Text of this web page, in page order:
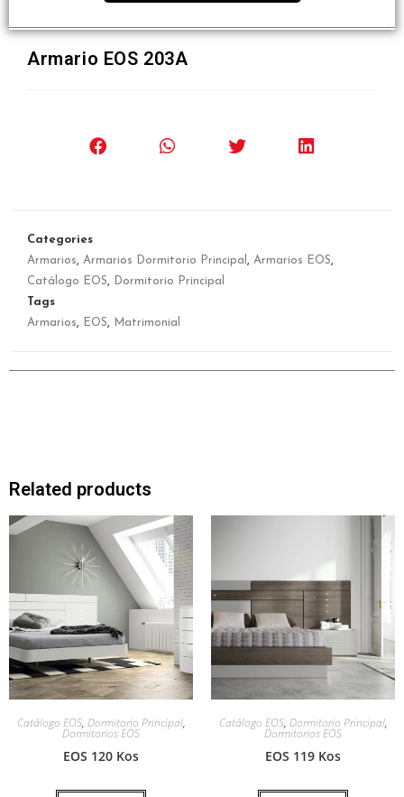
Armario EOS 203A
Categories
Armarios, Armarios Dormitorio Principal , Armarios EOS,
Catálogo EOS,
Dormitorio Principal
Tags
Armarios, EOS, Matrimonial
Related products
Catálogo EOS, Dormitorio Principal,
Dormitorios EOS
EOS 120 Kos
Catálogo EOS, Dormitorio Principal,
Dormitorios EOS
EOS 119 Kos